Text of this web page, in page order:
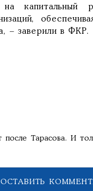
на
– заверили в ФКР.
после Тарасова. И
ОСТАВИТЬ